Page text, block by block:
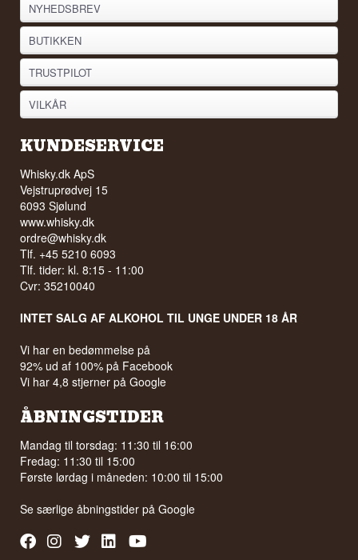
NYHEDSBREV
BUTIKKEN
TRUSTPILOT
VILKÅR
KUNDESERVICE
Whisky.dk ApS
Vejstruprødvej 15
6093 Sjølund
www.whisky.dk
ordre@whisky.dk
Tlf. +45 5210 6093
Tlf. tider: kl. 8:15 - 11:00
Cvr: 35210040
INTET SALG AF ALKOHOL TIL UNGE UNDER 18 ÅR
Vi har en bedømmelse på
92% ud af 100% på Facebook
Vi har 4,8 stjerner på Google
ÅBNINGSTIDER
Mandag til torsdag: 11:30 til 16:00
Fredag: 11:30 til 15:00
Første lørdag i måneden: 10:00 til 15:00
Se særlige åbningstider påGoogle